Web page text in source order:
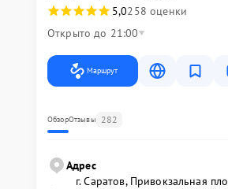
5,0258 оценки
Открыто до 21:00
Маршрут
ОбзорОтзывы 282
Адрес
г. Саратов, Привокзальная